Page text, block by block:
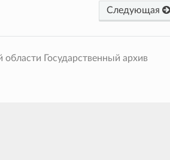
Следующая
Государственный архив